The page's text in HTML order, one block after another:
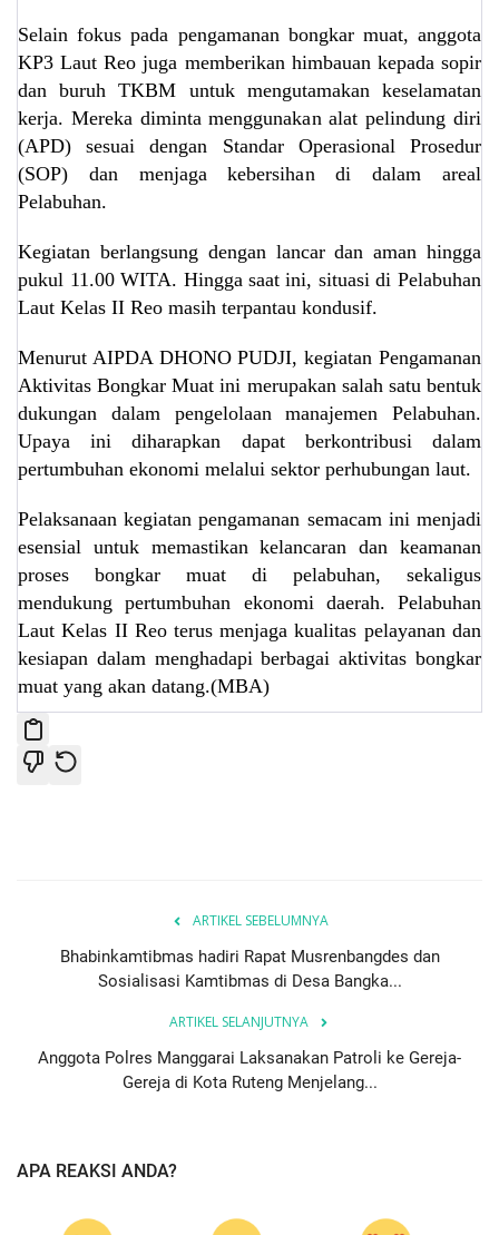
Selain fokus pada pengamanan bongkar muat, anggota
KP3 Laut Reo juga memberikan himbauan kepada sopir
dan buruh TKBM untuk mengutamakan keselamatan
kerja. Mereka diminta menggunakan alat pelindung diri
(APD) sesuai dengan Standar Operasional Prosedur
(SOP) dan menjaga kebersihan di dalam areal
Pelabuhan.
Kegiatan berlangsung dengan lancar dan aman hingga
pukul 11.00 WITA. Hingga saat ini, situasi di Pelabuhan
Laut Kelas II Reo masih terpantau kondusif.
Menurut AIPDA DHONO PUDJI, kegiatan Pengamanan
Aktivitas Bongkar Muat ini merupakan salah satu bentuk
dukungan dalam pengelolaan manajemen Pelabuhan.
Upaya ini diharapkan dapat berkontribusi dalam
pertumbuhan ekonomi melalui sektor perhubungan laut.
Pelaksanaan kegiatan pengamanan semacam ini menjadi
esensial untuk memastikan kelancaran dan keamanan
proses bongkar muat di pelabuhan, sekaligus
mendukung pertumbuhan ekonomi daerah. Pelabuhan
Laut Kelas II Reo terus menjaga kualitas pelayanan dan
kesiapan dalam menghadapi berbagai aktivitas bongkar
muat yang akan datang.(MBA)
ARTIKEL SEBELUMNYA
Bhabinkamtibmas hadiri Rapat Musrenbangdes dan
Sosialisasi Kamtibmas di Desa Bangka...
ARTIKEL SELANJUTNYA
Anggota Polres Manggarai Laksanakan Patroli ke Gereja-
Gereja di Kota Ruteng Menjelang...
APA REAKSI ANDA?